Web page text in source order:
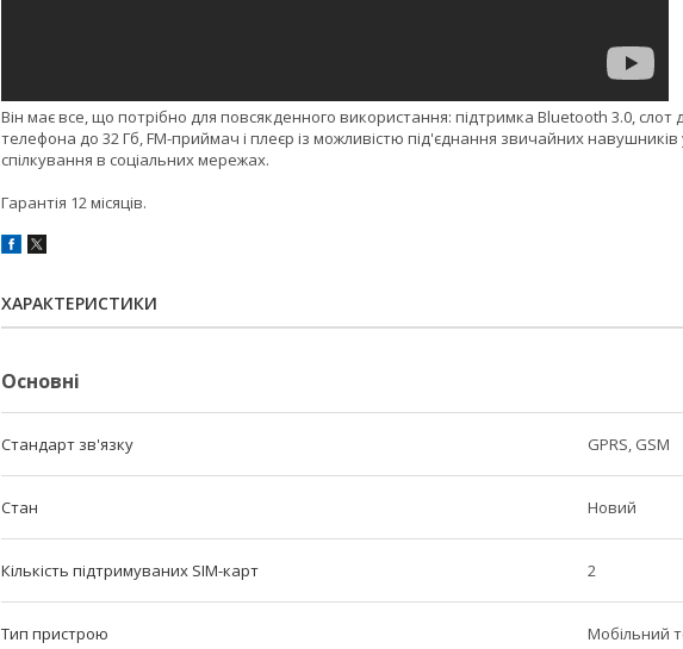
Він має все, що потрібно для повсякденного використання: підтримка Bluetooth 3.0,
телефона до 32 Гб, FM-приймач і плеєр із можливістю під'єднання звичайних
спілкування в соціальних мережах.
Гарантія 12 місяців.
ХАРАКТЕРИСТИКИ
Основні
Стандарт зв'язку GPRS, GSM
Стан Новий
Кількість підтримуваних SIM-карт 2
Тип пристрою Мобільний